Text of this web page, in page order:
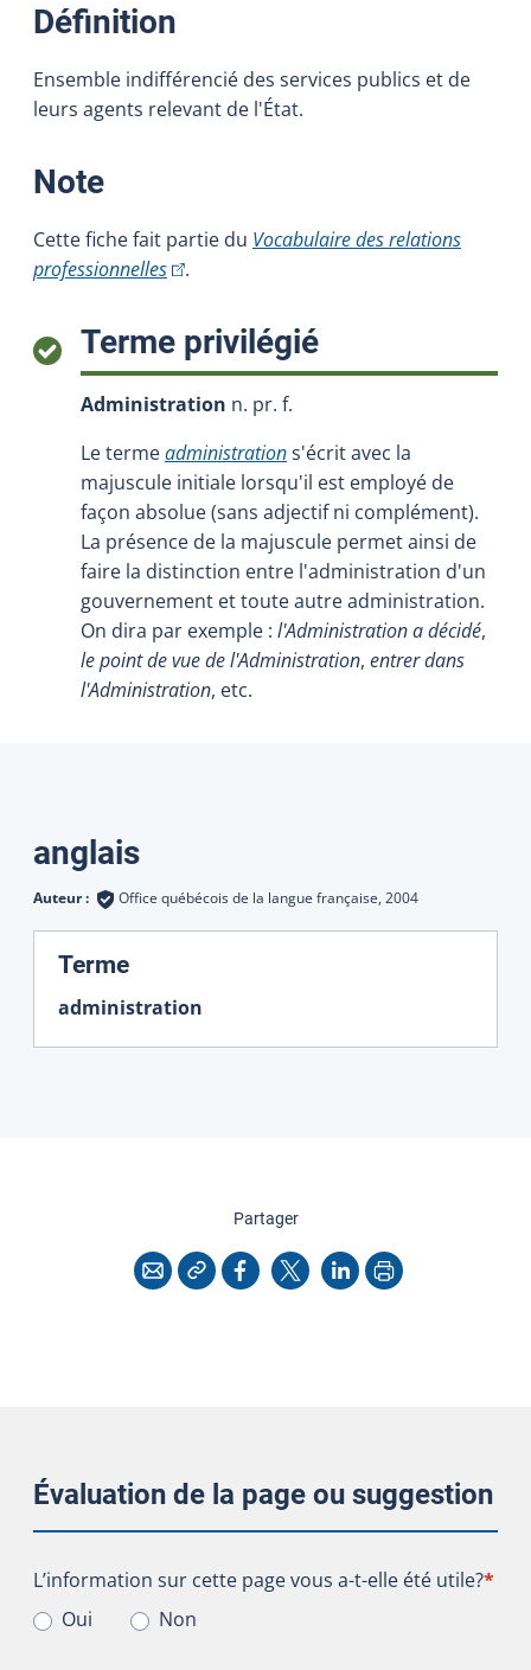
Définition
Ensemble indifférencié des services publics et de
leurs agents relevant de l'État.
Note:
Cette fiche fait partie du Vocabulaire des relations
professionnelles(Cet hyperlien externe s'ouvrira dans une
.
Terme privilégié:
Administration n. pr. f.
Le termeadministrations'écrit avec la
majuscule initiale lorsqu'il est employé de
façon absolue (sans adjectif ni complément).
La présence de la majuscule permet ainsi de
faire la distinction entre l'administration d'un
gouvernement et toute autre administration.
On dira par exemple : l'Administration a décidé,
le point de vue de l'Administration, entrer dans
l'Administration, etc.
Traductions
anglais
Auteur : Office québécois de la langue française, 2004
Terme:
administration
Partagercette page
CourrielCopier l'adresse
Facebook
X LinkedInImprimer
Évaluation de la page ou suggestion
L’information sur cette page vous a-t-elle été utile?
L’information sur cette page vous a-t-elle été utile?*
Oui
Non